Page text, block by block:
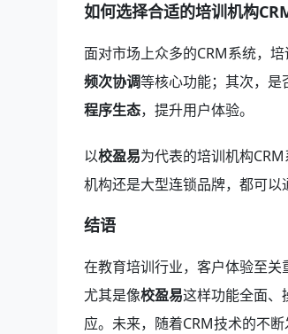
如何选择合适的培训机构
面对市场上众多的CRM系统，
频次协调等核心功能；其次，是
程序生态，提升用户体验。
以校盈易为代表的培训机构
机构还是大型连锁品牌，都可以
结语
在教育培训行业，客户体验至
尤其是像校盈易这样功能全面、
应。未来，随着CRM技术的不